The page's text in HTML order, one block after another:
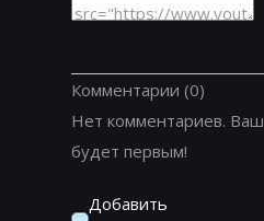
Комментарии (0)
Нет комментариев. Ваш
будет первым!
Добавить